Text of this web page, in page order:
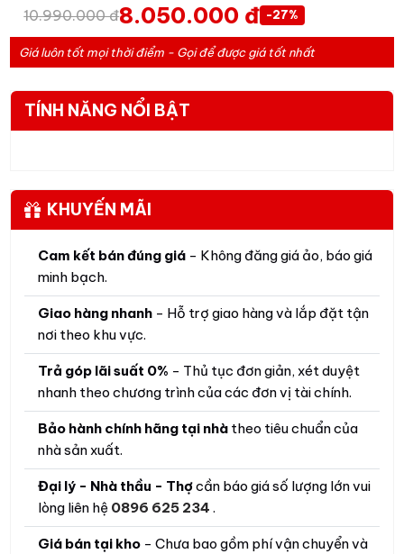
10.990.000 đ8.050.000 đ -27%
Giá luôn tốt mọi thời điểm - Gọi để được giá tốt nhất
TÍNH NĂNG NỔI BẬT
KHUYẾN MÃI
Cam kết bán đúng giá - Không đăng giá ảo, báo giá
minh bạch.
Giao hàng nhanh - Hỗ trợ giao hàng và lắp đặt tận
nơi theo khu vực.
Trả góp lãi suất 0% - Thủ tục đơn giản, xét duyệt
nhanh theo chương trình của các đơn vị tài chính.
Bảo hành chính hãng tại nhà theo tiêu chuẩn của
nhà sản xuất.
Đại lý - Nhà thầu - Thợcần báo giá số lượng lớn vui
lòng liên hệ 0896 625 234.
Giá bán tại kho - Chưa bao gồm phí vận chuyển và